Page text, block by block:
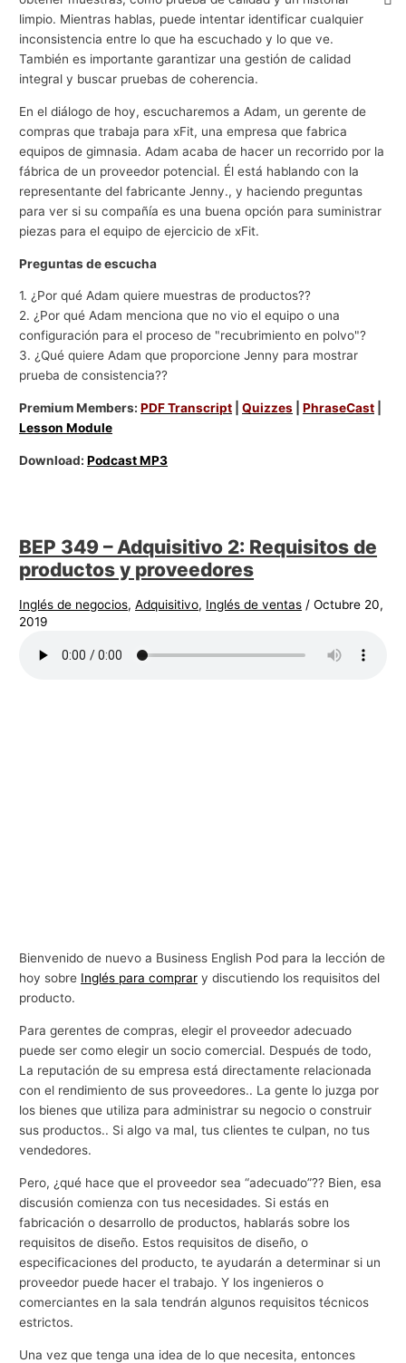
limpio. Mientras hablas, puede intentar identificar cualquier
inconsistencia entre lo que ha escuchado y lo que ve.
También es importante garantizar una gestión de calidad
integral y buscar pruebas de coherencia.
En el diálogo de hoy, escucharemos a Adam, un gerente de
compras que trabaja para xFit, una empresa que fabrica
equipos de gimnasia. Adam acaba de hacer un recorrido por la
fábrica de un proveedor potencial. Él está hablando con la
representante del fabricante Jenny., y haciendo preguntas
para ver si su compañía es una buena opción para suministrar
piezas para el equipo de ejercicio de xFit.
Preguntas de escucha
1. ¿Por qué Adam quiere muestras de productos??
2. ¿Por qué Adam menciona que no vio el equipo o una
configuración para el proceso de "recubrimiento en polvo"?
3. ¿Qué quiere Adam que proporcione Jenny para mostrar
prueba de consistencia??
Premium Members:PDF Transcript |Quizzes |PhraseCast
Lesson Module
Download:Podcast MP3
BEP 349 – Adquisitivo 2: Requisitos de
productos y proveedores
Inglés de negocios,Adquisitivo, Inglés de ventas /Octubre 20,
2019
Bienvenido de nuevo a Business English Pod para la lección de
hoy sobre Inglés para comprar y discutiendo los requisitos del
producto.
Para gerentes de compras, elegir el proveedor adecuado
puede ser como elegir un socio comercial. Después de todo,
La reputación de su empresa está directamente relacionada
con el rendimiento de sus proveedores.. La gente lo juzga por
los bienes que utiliza para administrar su negocio o construir
sus productos.. Si algo va mal, tus clientes te culpan, no tus
vendedores.
Pero, ¿qué hace que el proveedor sea “adecuado”?? Bien, esa
discusión comienza con tus necesidades. Si estás en
fabricación o desarrollo de productos, hablarás sobre los
requisitos de diseño. Estos requisitos de diseño, o
especificaciones del producto, te ayudarán a determinar si un
proveedor puede hacer el trabajo. Y los ingenieros o
comerciantes en la sala tendrán algunos requisitos técnicos
estrictos.
Una vez que tenga una idea de lo que necesita, entonces